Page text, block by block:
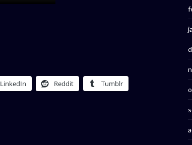
LinkedIn Reddit Tumblr